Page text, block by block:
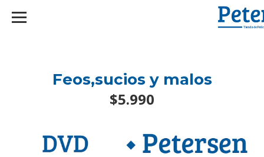
Feos,sucios y malos
$5.990